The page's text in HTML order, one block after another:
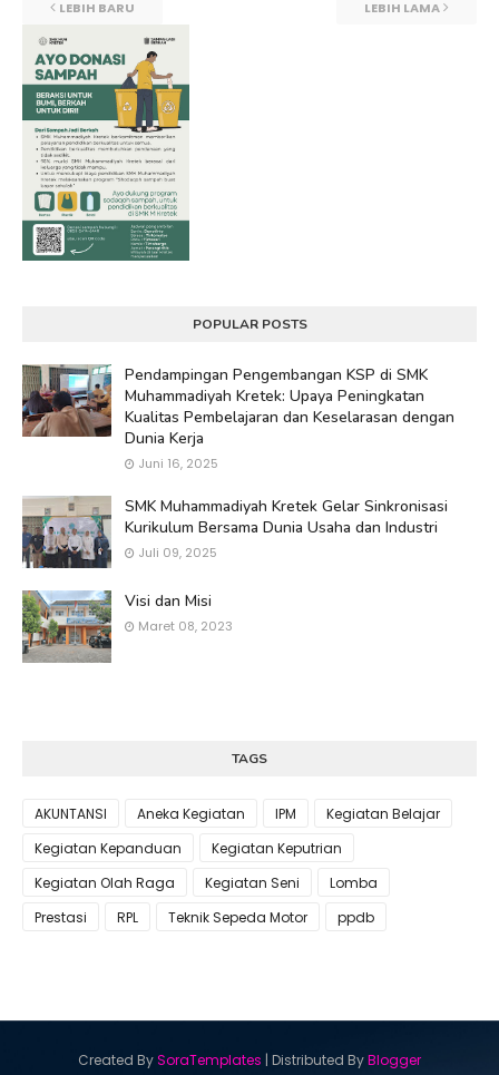
LEBIH BARU LEBIH LAMA
POPULAR POSTS
Pendampingan Pengembangan KSP di SMK
Muhammadiyah Kretek: Upaya Peningkatan
Kualitas Pembelajaran dan Keselarasan dengan
Dunia Kerja
Juni 16, 2025
SMK Muhammadiyah Kretek Gelar Sinkronisasi
Kurikulum Bersama Dunia Usaha dan Industri
Juli 09, 2025
Visi dan Misi
Maret 08, 2023
TAGS
AKUNTANSI Aneka Kegiatan IPM
Kegiatan Belajar
Kegiatan Kepanduan
Kegiatan Keputrian
Kegiatan Olah Raga
Kegiatan Seni
Lomba
Prestasi
RPL Teknik Sepeda Motor ppdb
Created BySoraTemplates | Distributed ByBlogger